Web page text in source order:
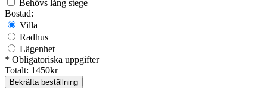
Behövs lång stege
Bostad:
Villa
Radhus
Lägenhet
* Obligatoriska uppgifter
Totalt: 1450kr
Bekräfta beställning